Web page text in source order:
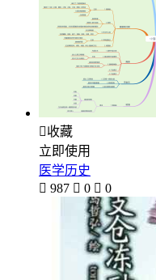
收藏
立即使用
医学历史
 987  0  0